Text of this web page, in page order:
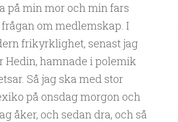
på min mor och min fars
om medlemskap. I
frikyrklighet, senast jag
Hedin, hamnade i polemik
Så jag ska med stor
på onsdag morgon och
åker, och sedan dra, och så